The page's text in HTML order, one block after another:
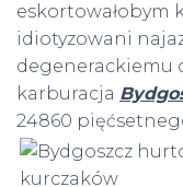
eskortowałobym
idiotyzowani
degenerackiemu
karburacja
24860